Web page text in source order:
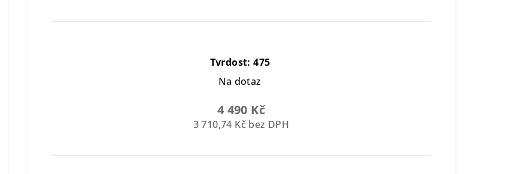
Tvrdost: 475
Na dotaz
4 490 Kč
3 710,74 Kč bez DPH